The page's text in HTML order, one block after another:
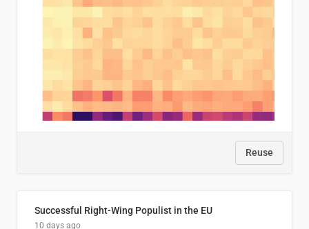
Reuse
Successful Right-Wing Populist in the EU
10 days ago